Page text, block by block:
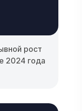
рост
2024 года